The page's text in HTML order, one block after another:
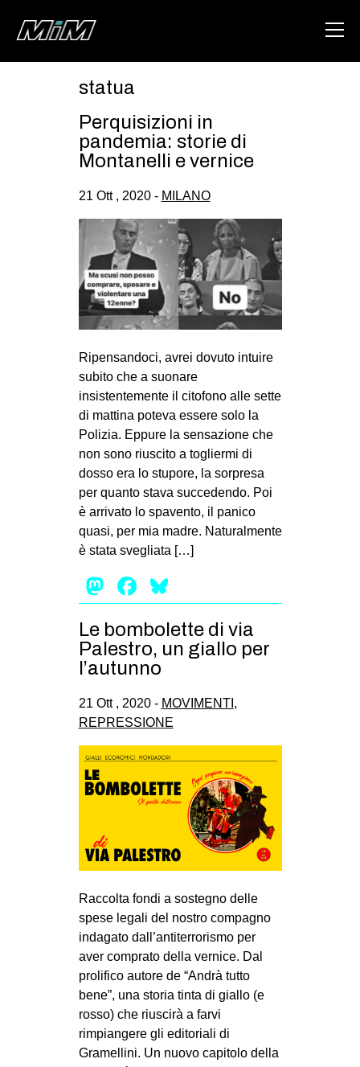
ABOUT
DEGENERAZIONE
GAZA FREESTYLE
CSOA LAMBRETTA
MSM
STUDENTI TSUNAMI
MOBILITAZIONI
SPORT POPOLARE
MOVIMENTI
AMBIENTE
ANTIFASCISMO
GENERI
MIGRAZIONI
PRECARIATO
REPRESSIONE
STUDENTI
ARTE
CINEMA
MANIFESTI
MUSICA
RECENSIONI
INTERNAZIONALE
AFRICA
AMERICHE
ESTREMO ORIENTE
EUROPA
MEDIO ORIENTE
statua
Perquisizioni in
pandemia: storie di
Montanelli e vernice
21 Ott , 2020 - MILANO
Ripensandoci, avrei dovuto intuire
subito che a suonare
insistentemente il citofono alle sette
di mattina poteva essere solo la
Polizia. Eppure la sensazione che
non sono riuscito a togliermi di
dosso era lo stupore, la sorpresa
per quanto stava succedendo. Poi
è arrivato lo spavento, il panico
quasi, per mia madre. Naturalmente
è stata svegliata […]
Mastodon
Facebook
Le bombolette di via
Palestro, un giallo per
l’autunno
21 Ott , 2020 - MOVIMENTI ,
REPRESSIONE
Raccolta fondi a sostegno delle
spese legali del nostro compagno
indagato dall’antiterrorismo per
aver comprato della vernice. Dal
prolifico autore de “Andrà tutto
bene”, una storia tinta di giallo (e
rosso) che riuscirà a farvi
rimpiangere gli editoriali di
Gramellini. Un nuovo capitolo della